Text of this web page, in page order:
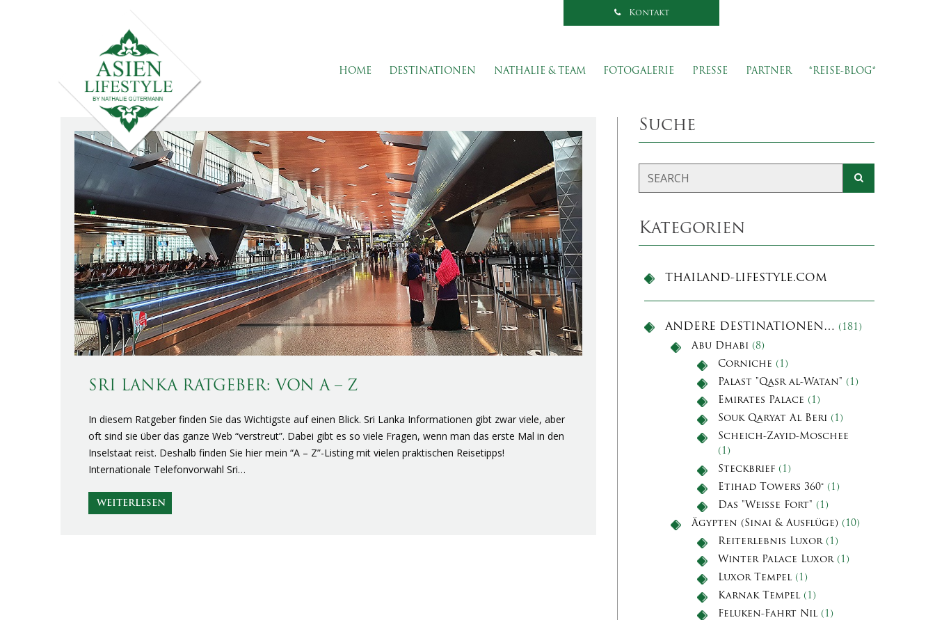
Kontakt
HOME DESTINATIONEN NATHALIE & TEAM FOTOGALERIE PRESSE PARTNER *REISE-BLOG*
SRI LANKA RATGEBER: VON A – Z
In diesem Ratgeber finden Sie das Wichtigste auf einen Blick. Sri Lanka Informationen gibt zwar viele, aber
oft sind sie über das ganze Web “verstreut”. Dabei gibt es so viele Fragen, wenn man das erste Mal in den
Inselstaat reist. Deshalb finden Sie hier mein “A – Z”-Listing mit vielen praktischen Reisetipps!
Internationale Telefonvorwahl Sri…
WEITERLESEN
Suche
Kategorien
THAILAND-LIFESTYLE.COM
ANDERE DESTINATIONEN… (181)
Abu Dhabi (8)
Corniche (1)
Palast "Qasr al-Watan" (1)
Emirates Palace (1)
Souk Qaryat Al Beri (1)
Scheich-Zayid-Moschee
(1)
Steckbrief (1)
Etihad Towers 360° (1)
Das "Weiße Fort" (1)
Ägypten (Sinai & Ausflüge) (10)
Reiterlebnis Luxor(1)
Winter Palace Luxor(1)
Luxor Tempel (1)
Karnak Tempel (1)
Feluken-Fahrt Nil (1)